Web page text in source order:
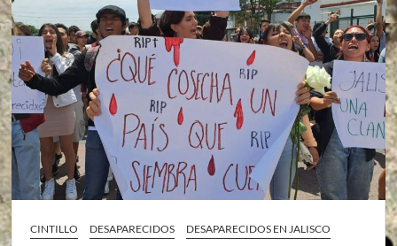
CINTILLO DESAPARECIDOS
DESAPARECIDOS EN JALISCO